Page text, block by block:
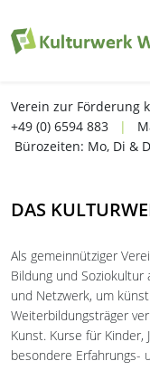
Verein zur Förderung
+49 (0) 6594 883
|
Bürozeiten: Mo, Di &
DAS
Als gemeinnütziger
Bildung und Soziokultur
und Netzwerk, um
Weiterbildungsträger
Kunst. Kurse für Kinder,
besondere Erfahrungs-